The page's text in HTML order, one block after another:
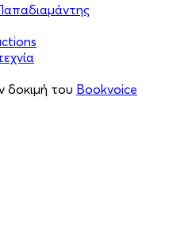
δοκιμή του Bookvoice